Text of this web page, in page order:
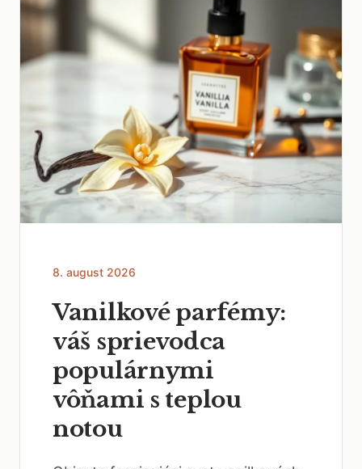
8. august 2026
Vanilkové parfémy:
váš sprievodca
populárnymi
vôňami s teplou
notou